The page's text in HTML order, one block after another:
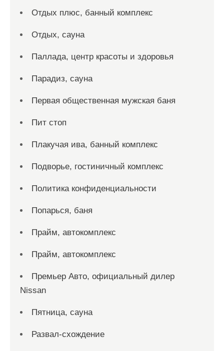
Отдых плюс, банный комплекс
Отдых, сауна
Паллада, центр красоты и здоровья
Парадиз, сауна
Первая общественная мужская баня
Пит стоп
Плакучая ива, банный комплекс
Подворье, гостиничный комплекс
Политика конфиденциальности
Попарься, баня
Прайм, автокомплекс
Прайм, автокомплекс
Премьер Авто, официальный дилер
Nissan
Пятница, сауна
Развал-схождение